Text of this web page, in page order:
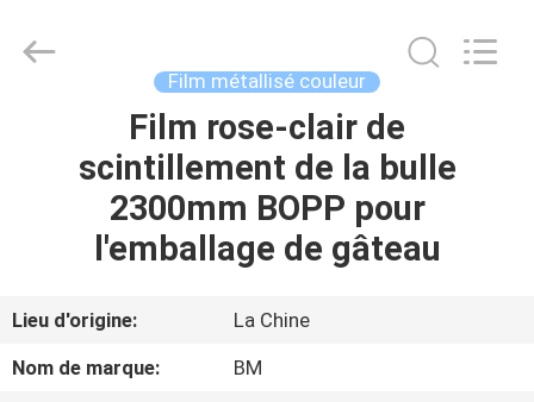
MAISON
VIDÉOS
and
Exporting
Film métallisé couleur
Film rose-clair de
scintillement de la bulle
2300mm BOPP pour
l'emballage de gâteau
Lieu d'origine:
La Chine
Nom de marque:
BM